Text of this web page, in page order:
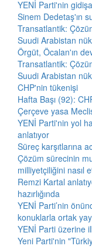
YENİ Parti'nin
Sinem Dedetaş'ın
Transatlantik:
Suudi Arabistan
Örgüt, Öcalan'ın
Transatlantik:
Suudi Arabistan
CHP'nin tükenişi
Hafta Başı (92):
Çerçeve yasa
YENİ Parti'nin yol
anlatıyor
Süreç karşıtlarına
Çözüm sürecinin
milliyetçiliğini nasıl
Remzi Kartal
hazırlığında
YENİ Parti’nin
konuklarla ortak
YENİ Parti üzerine
Yeni Parti'nin